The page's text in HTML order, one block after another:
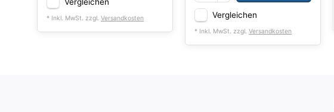
* Inkl. MwSt. zzgl. Versandkosten Vergleichen
* Inkl. MwSt. zzgl. Versandkosten